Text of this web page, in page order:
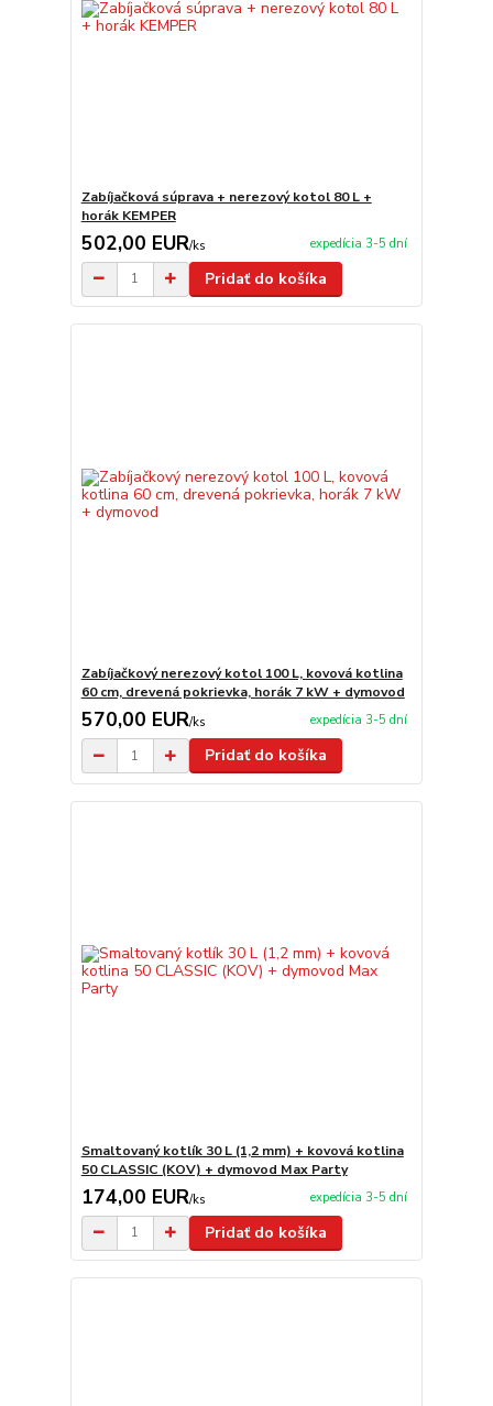
Zabíjačková súprava + nerezový kotol 80 L +
horák KEMPER
502,00 EUR/ks expedícia 3-5 dní
Pridať do košíka
Zabíjačkový nerezový kotol 100 L, kovová kotlina
60 cm, drevená pokrievka, horák 7 kW + dymovod
570,00 EUR/ks expedícia 3-5 dní
Pridať do košíka
Smaltovaný kotlík 30 L (1,2 mm) + kovová kotlina
50 CLASSIC (KOV) + dymovod Max Party
174,00 EUR/ks expedícia 3-5 dní
Pridať do košíka